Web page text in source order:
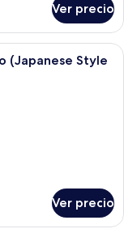
Ver precio
de hotel con una
(Japanese Style
Ver precio